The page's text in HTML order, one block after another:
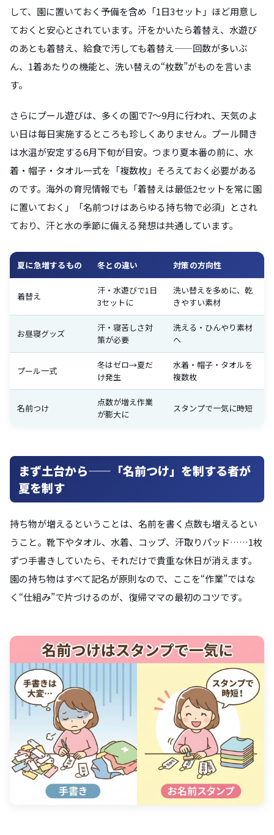
して、園に置いておく予備を含め「1日3セット」ほど用意し
ておくと安心とされています。汗をかいたら着替え、水遊び
のあとも着替え、給食で汚しても着替え——回数が多いぶ
ん、1着あたりの機能と、洗い替えの“枚数”がものを言いま
す。
さらにプール遊びは、多くの園で7〜9月に行われ、天気のよ
い日は毎日実施するところも珍しくありません。プール開き
は水温が安定する6月下旬が目安。つまり夏本番の前に、水
着・帽子・タオル一式を「複数枚」そろえておく必要がある
のです。海外の育児情報でも「着替えは最低2セットを常に園
に置いておく」「名前つけはあらゆる持ち物で必須」とされ
ており、汗と水の季節に備える発想は共通しています。
夏に急増するもの 冬との違い 対策の方向性
着替え
汗・水遊びで1日
3セットに
洗い替えを多めに、乾
きやすい素材
お昼寝グッズ
汗・寝苦しさ対
策が必要
洗える・ひんやり素材
へ
プール一式
冬はゼロ→夏だ
け発生
水着・帽子・タオルを
複数枚
名前つけ
点数が増え作業
が膨大に
スタンプで一気に時短
まず土台から——「名前つけ」を制する者が
夏を制す
持ち物が増えるということは、名前を書く点数も増えるとい
うこと。靴下やタオル、水着、コップ、汗取りパッド……1枚
ずつ手書きしていたら、それだけで貴重な休日が消えます。
園の持ち物はすべて記名が原則なので、ここを“作業”ではな
く“仕組み”で片づけるのが、復帰ママの最初のコツです。